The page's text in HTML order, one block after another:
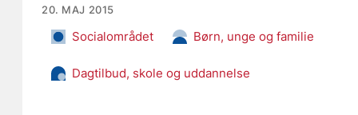
20. MAJ 2015
Socialområdet Børn, unge og familie
Dagtilbud, skole og uddannelse